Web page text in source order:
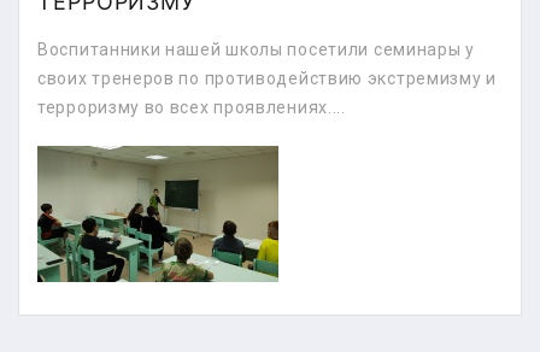
Воспитанники нашей школы посетили семинары у
своих тренеров по противодействию экстремизму и
терроризму во всех проявлениях....